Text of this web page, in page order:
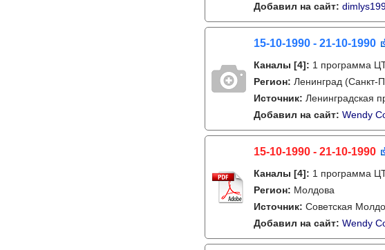
Добавил на сайт:
15-10-1990 - 21-10-1990
Каналы [4]: 1 программа
Регион: Ленинград (Санкт-
Источник: Ленинградская
Добавил на сайт: Wendy
15-10-1990 - 21-10-1990
Каналы [4]: 1 программа
Регион: Молдова
Источник: Советская
Добавил на сайт: Wendy